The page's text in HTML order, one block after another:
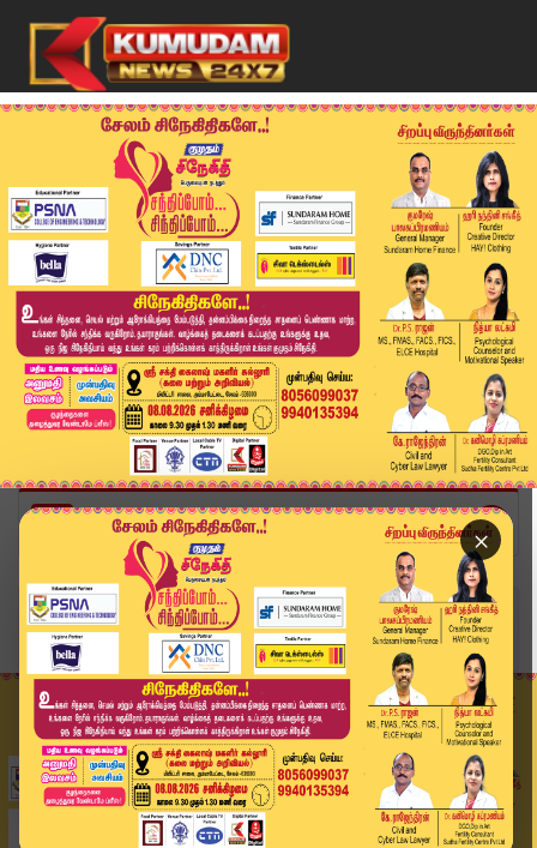
×
Home
வீடியோ ஸ்டோரி
அரசியல் தலைவர்களை சந்திக்கும் விஜய் |Tvk | Alli...